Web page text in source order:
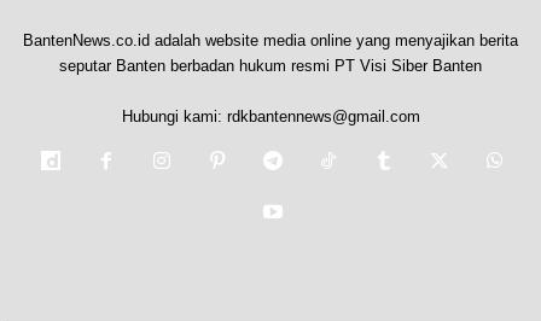
BantenNews.co.id adalah website media online yang menyajikan berita
seputar Banten berbadan hukum resmi PT Visi Siber Banten
Hubungi kami: rdkbantennews@gmail.com